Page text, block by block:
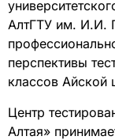
АлтГТУ им. И.И.
перспективы
классов Айской
Центр
Алтая»